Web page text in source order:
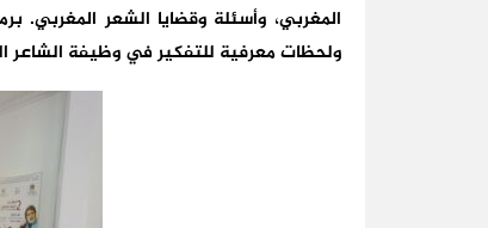
المغربي، وأسئلة وقضايا الشعر المغربي.
ولحظات معرفية للتفكير في وظيفة